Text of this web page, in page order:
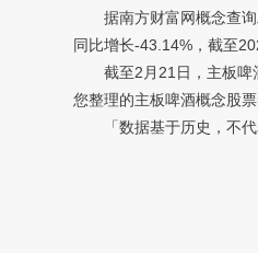
据南方财富网概念查询
同比增长-43.14%，截至
截至2月21日，主板啤酒
您整理的主板啤酒概念股
「数据基于历史，不代